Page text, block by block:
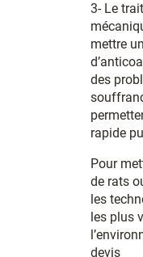
3- Le
mettre
des
rapide
Pour
de rats
les
les plus
devis